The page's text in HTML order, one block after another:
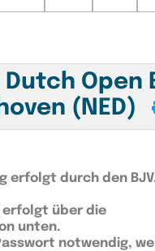
Open
(NED)
erfolgt durch den
erfolgt über die
unten.
notwendig,